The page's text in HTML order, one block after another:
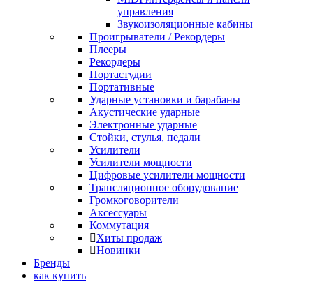
управления
Звукоизоляционные кабины
Проигрыватели / Рекордеры
Плееры
Рекордеры
Портастудии
Портативные
Ударные установки и барабаны
Акустические ударные
Электронные ударные
Стойки, стулья, педали
Усилители
Усилители мощности
Цифровые усилители мощности
Трансляционное оборудование
Громкоговорители
Аксессуары
Коммутация
Хиты продаж
Новинки
Бренды
как купить